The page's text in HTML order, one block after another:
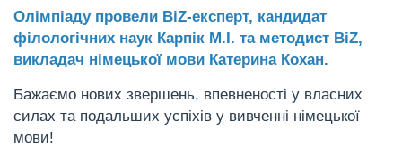
Олімпіаду провели BiZ-експерт, кандидат
філологічних наук Карпік М.І. та методист BiZ,
викладач німецької мови Катерина Кохан.
Бажаємо нових звершень, впевненості у власних
силах та подальших успіхів у вивченні німецької
мови!